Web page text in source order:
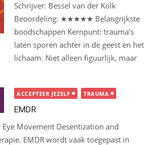
Schrijver: Bessel van der Kolk
Beoordeling: ★★★★★ Belangrijkste
boodschappen Kernpunt: trauma’s
laten sporen achter in de geest en het
lichaam. Niet alleen figuurlijk, maar
ACCEPTEER JEZELF TRAUMA
EMDR
Eye Movement Desentization and
EMDR wordt vaak toegepast in